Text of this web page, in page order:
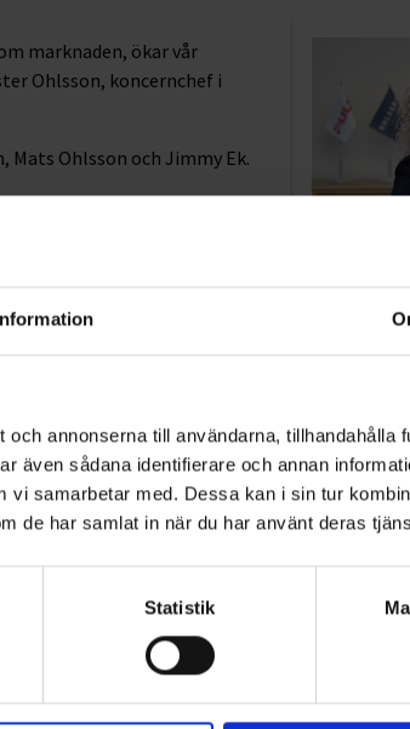
annonserna till användarna, tillhandahålla
även sådana identifierare och annan
samarbetar med. Dessa kan i sin tur
de har samlat in när du har använt deras
Statistik
marknaden, ökar vår
Ohlsson, koncernchef i
Mats Ohlsson och Jimmy Ek.
Läs mer
010-45